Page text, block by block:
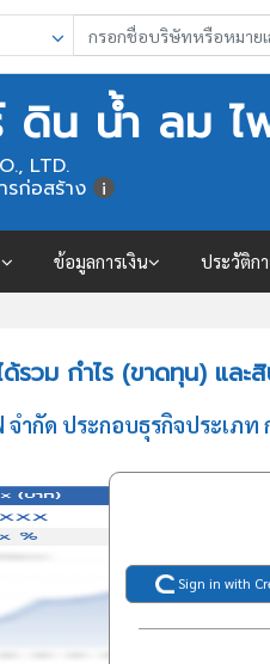
น น้ำ ลม ไ
LTD.
รก่อสร้าง
ข้อมูลการเงิน ประวัติก
ด้รวม กำไร (ขาดทุน)
กัด ประกอบธุรกิจประเภท
Sign in with